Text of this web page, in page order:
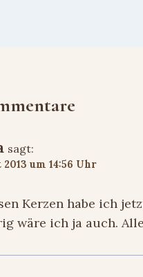
sagt:
um 14:56 Uhr
Kerzen habe ich
wäre ich ja auch.